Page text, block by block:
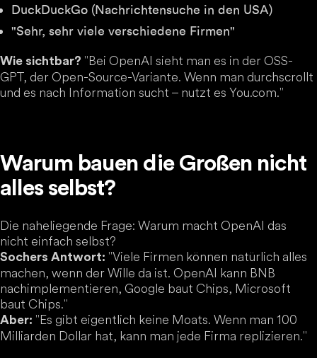
DuckDuckGo (Nachrichtensuche in den USA)
"Sehr, sehr viele verschiedene Firmen"
Wie sichtbar? "Bei OpenAI sieht man es in der OSS-
GPT, der Open-Source-Variante. Wenn man durchscrollt
und es nach Information sucht – nutzt es You.com."
Warum bauen die Großen nicht
alles selbst?
Die naheliegende Frage: Warum macht OpenAI das
nicht einfach selbst?
Sochers Antwort: "Viele Firmen können natürlich alles
machen, wenn der Wille da ist. OpenAI kann BNB
nachimplementieren, Google baut Chips, Microsoft
baut Chips."
Aber: "Es gibt eigentlich keine Moats. Wenn man 100
Milliarden Dollar hat, kann man jede Firma replizieren."